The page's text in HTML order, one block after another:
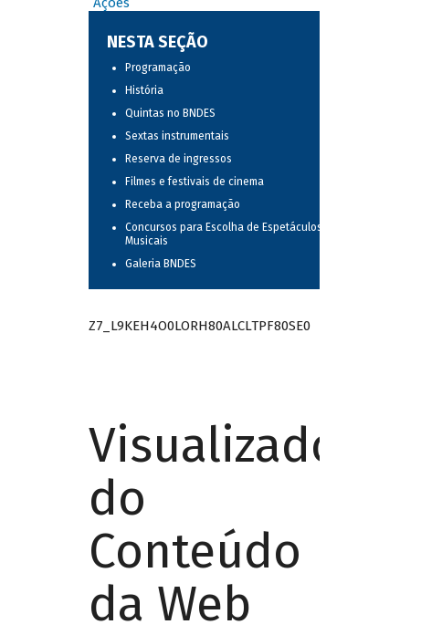
NESTA SEÇÃO
Programação
História
Quintas no BNDES
Sextas instrumentais
Reserva de ingressos
Filmes e festivais de cinema
Receba a programação
Concursos para Escolha de Espetáculos
Musicais
Galeria BNDES
Z7_L9KEH4O0LORH80ALCLTPF80SE0
Visualizador
do
Conteúdo
da Web